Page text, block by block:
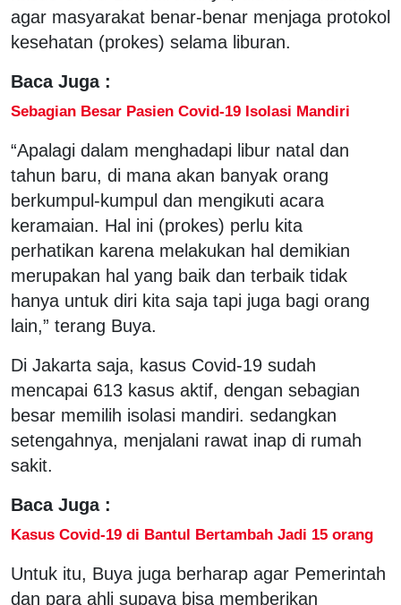
agar masyarakat benar-benar menjaga protokol
kesehatan (prokes) selama liburan.
Baca Juga :
Sebagian Besar Pasien Covid-19 Isolasi Mandiri
“Apalagi dalam menghadapi libur natal dan
tahun baru, di mana akan banyak orang
berkumpul-kumpul dan mengikuti acara
keramaian. Hal ini (prokes) perlu kita
perhatikan karena melakukan hal demikian
merupakan hal yang baik dan terbaik tidak
hanya untuk diri kita saja tapi juga bagi orang
lain,” terang Buya.
Di Jakarta saja, kasus Covid-19 sudah
mencapai 613 kasus aktif, dengan sebagian
besar memilih isolasi mandiri. sedangkan
setengahnya, menjalani rawat inap di rumah
sakit.
Baca Juga :
Kasus Covid-19 di Bantul Bertambah Jadi 15 orang
Untuk itu, Buya juga berharap agar Pemerintah
dan para ahli supaya bisa memberikan